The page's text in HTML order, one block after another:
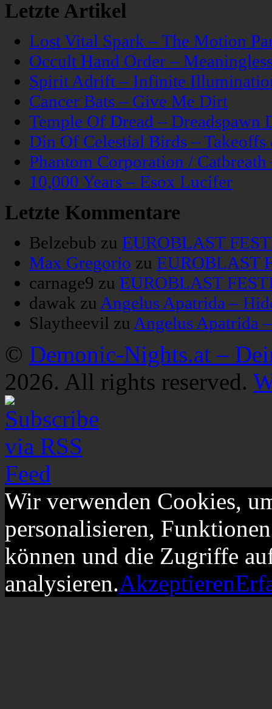
Letzte Artikel
Lost Vital Spark – The Motion
Occult Hand Order –
Spirit Adrift – Infinite
Cancer Bats – Give Me Dirt
Temple Of Dread – Dreadspawn
Din Of Celestial Birds –
Phantom Corporation /
10,000 Years – Esox Lucifer
Letzte Kommentare
Belzebub zu EUROBLAST
Max Gregorio zu EUROBLAST
carnage9 zu EUROBLAST
dawak zu Angelus Apatrida –
Slaytheevil zu Angelus Apatrida
© Demonic-Nights.at –
2026. All rights reserved.
Wir verwenden Cookies,
personalisieren,
können und die Zugriffe
analysieren.Akzeptieren